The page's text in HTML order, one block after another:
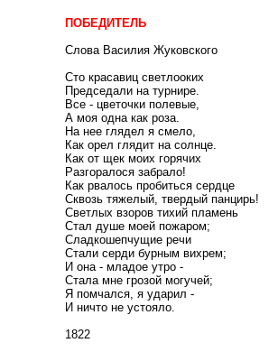
ПОБЕДИТЕЛЬ
Слова Василия Жуковского
Сто красавиц светлооких
Председали на турнире.
Все - цветочки полевые,
А моя одна как роза.
На нее глядел я смело,
Как орел глядит на солнце.
Как от щек моих горячих
Разгоралося забрало!
Как рвалось пробиться сердце
Сквозь тяжелый, твердый панцирь!
Светлых взоров тихий пламень
Стал душе моей пожаром;
Сладкошепчущие речи
Стали серди бурным вихрем;
И она - младое утро -
Стала мне грозой могучей;
Я помчался, я ударил -
И ничто не устояло.
1822